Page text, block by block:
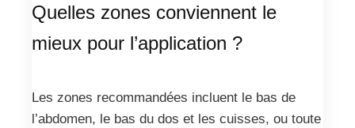
Quelles zones conviennent le
mieux pour l’application ?
Les zones recommandées incluent le bas de
l’abdomen, le bas du dos et les cuisses, ou toute